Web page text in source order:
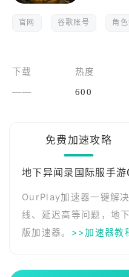
官网 谷歌账号 角
下载
——
热度
600
免费加速攻略
地下异闻录国际服手游
OurPlay加速器一键解
线、延迟高等问题，地
版加速器。 >>加速器教